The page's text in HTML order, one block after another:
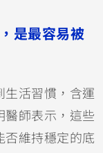
是最容易被
生活習慣，含運
醫師表示，這些
否維持穩定的底